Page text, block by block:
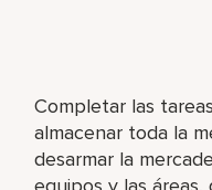
Completar las
almacenar toda la
desarmar la
equipos y las